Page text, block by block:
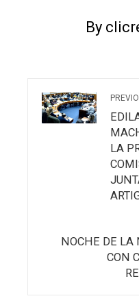
By
LA
NOCHE DE LA
CON